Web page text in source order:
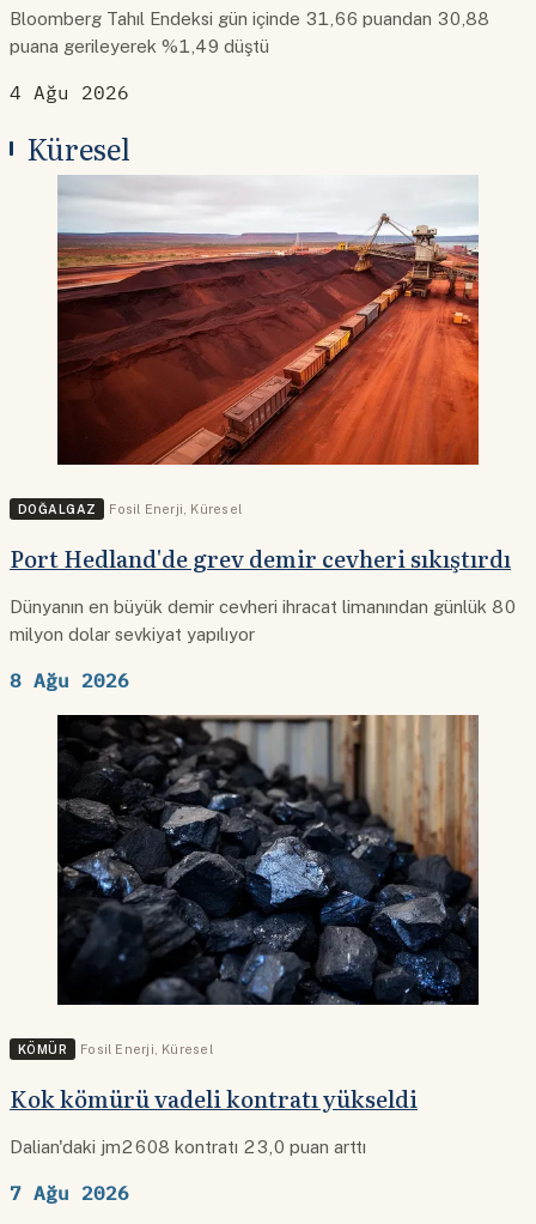
Bloomberg Tahıl Endeksi gün içinde 31,66 puandan 30,88
puana gerileyerek %1,49 düştü
4 Ağu 2026
Küresel
DOĞALGAZ Fosil Enerji Küresel
Port Hedland'de grev demir cevheri sıkıştırdı
Dünyanın en büyük demir cevheri ihracat limanından günlük 80
milyon dolar sevkiyat yapılıyor
8 Ağu 2026
KÖMÜR Fosil Enerji Küresel
Kok kömürü vadeli kontratı yükseldi
Dalian'daki jm2608 kontratı 23,0 puan arttı
7 Ağu 2026